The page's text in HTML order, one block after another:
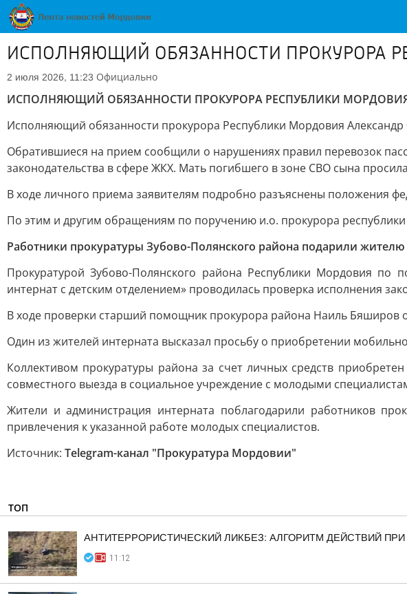
ИСПОЛНЯЮЩИЙ ОБЯЗАННОСТИ ПРОКУРОРА
2 июля 2026, 11:23 Официально
ИСПОЛНЯЮЩИЙ ОБЯЗАННОСТИ ПРОКУРОРА РЕСПУБЛИКИ
Исполняющий обязанности прокурора Республики Мордовия
Обратившиеся на прием сообщили о нарушениях правил перевозок
законодательства в сфере ЖКХ. Мать погибшего в зоне СВО сына
В ходе личного приема заявителям подробно разъяснены положения
По этим и другим обращениям по поручению и.о. прокурора
Работники прокуратуры Зубово-Полянского района подарили
Прокуратурой Зубово-Полянского района Республики Мордовия
интернат с детским отделением» проводилась проверка исполнения
В ходе проверки старший помощник прокурора района Наиль
Один из жителей интерната высказал просьбу о приобретении
Коллективом прокуратуры района за счет личных средств
совместного выезда в социальное учреждение с молодыми
Жители и администрация интерната поблагодарили работников
привлечения к указанной работе молодых специалистов.
Источник: Telegram-канал "Прокуратура Мордовии"
ТОП
АНТИТЕРРОРИСТИЧЕСКИЙ ЛИКБЕЗ: АЛГОРИТМ ДЕЙСТВИЙ
11:12